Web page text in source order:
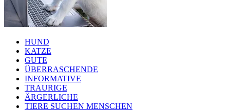
HUND
KATZE
GUTE
ÜBERRASCHENDE
INFORMATIVE
TRAURIGE
ÄRGERLICHE
TIERE SUCHEN MENSCHEN